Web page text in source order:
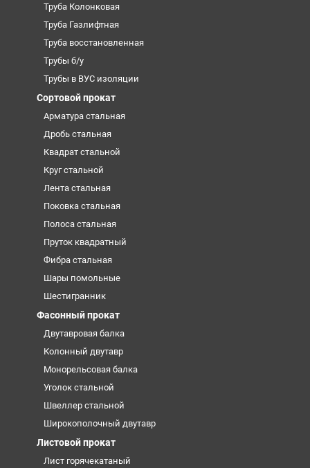
Труба Колонковая
Труба Газлифтная
Труба восстановленная
Трубы б/у
Трубы в ВУС изоляции
Сортовой прокат
Арматура стальная
Дробь стальная
Квадрат стальной
Круг стальной
Лента стальная
Поковка стальная
Полоса стальная
Пруток квадратный
Фибра стальная
Шары помольные
Шестигранник
Фасонный прокат
Двутавровая балка
Колонный двутавр
Монорельсовая балка
Уголок стальной
Швеллер стальной
Широкополочный двутавр
Листовой прокат
Лист горячекатаный